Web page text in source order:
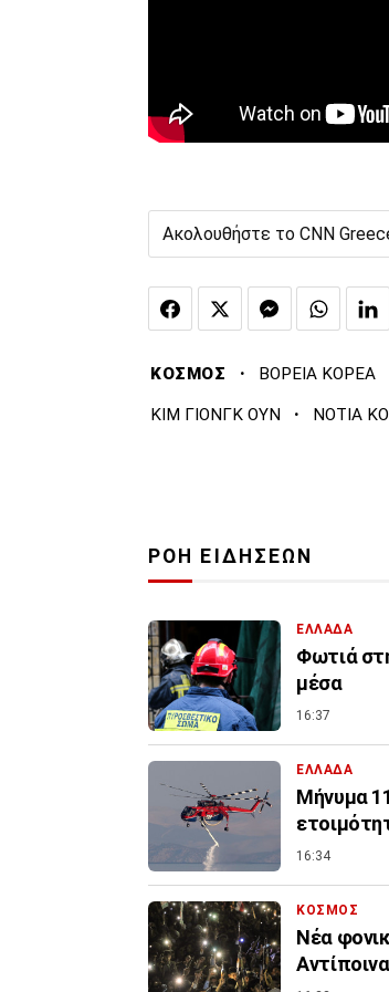
Ακολουθήστε το CNN
ΚΟΣΜΟΣ · ΒΟΡΕΙΑ ΚΟΡΕΑ
ΚΙΜ ΓΙΟΝΓΚ ΟΥΝ · ΝΟΤΙΑ
ΡΟΗ ΕΙΔΗΣΕΩΝ
ΕΛΛΑΔΑ
Φωτιά
μέσα
16:37
ΕΛΛΑΔΑ
Μήνυμα
16:34
ΚΟΣΜΟΣ
Νέα